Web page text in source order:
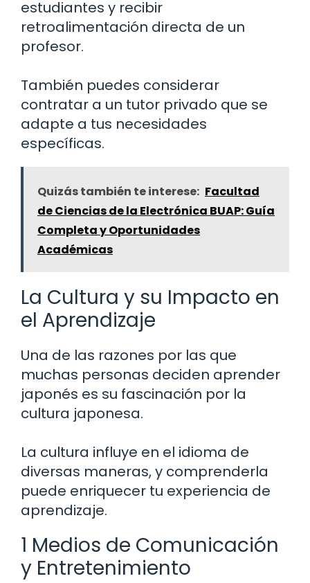
estudiantes y recibir
retroalimentación directa de un
profesor.
También puedes considerar
contratar a un tutor privado que se
adapte a tus necesidades
específicas.
Quizás también te interese: Facultad
de Ciencias de la Electrónica BUAP: Guía
Completa y Oportunidades
Académicas
La Cultura y su Impacto en
el Aprendizaje
Una de las razones por las que
muchas personas deciden aprender
japonés es su fascinación por la
cultura japonesa.
La cultura influye en el idioma de
diversas maneras, y comprenderla
puede enriquecer tu experiencia de
aprendizaje.
1 Medios de Comunicación
y Entretenimiento